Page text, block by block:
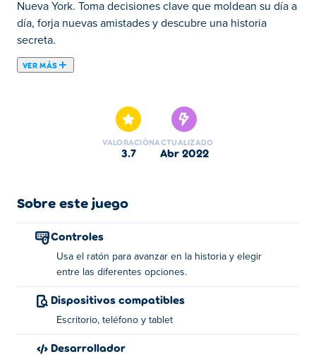
Nueva York. Toma decisiones clave que moldean su día a
día, forja nuevas amistades y descubre una historia
secreta.
VER MÁS
VALORACIÓN
3.7
ACTUALIZADO
abr 2022
Sobre este juego
Controles
Usa el ratón para avanzar en la historia y elegir
entre las diferentes opciones.
Dispositivos compatibles
Escritorio, teléfono y tablet
Desarrollador